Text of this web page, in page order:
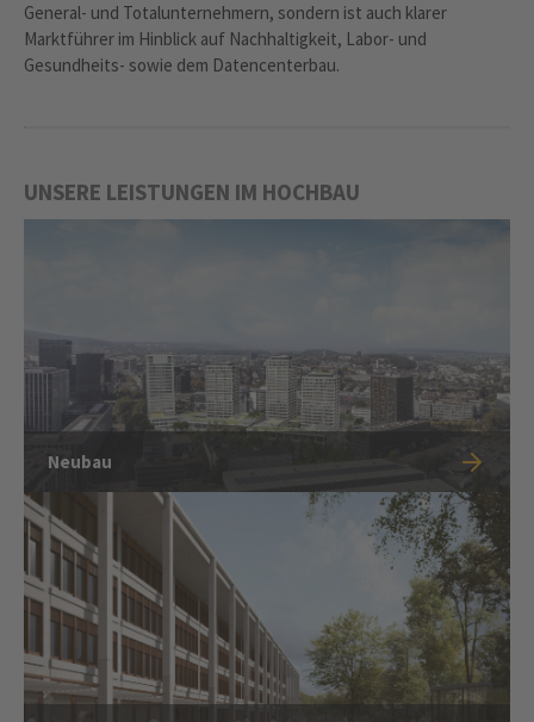
General- und Totalunternehmern, sondern ist auch klarer
Marktführer im Hinblick auf Nachhaltigkeit, Labor- und
Gesundheits- sowie dem Datencenterbau.
UNSERE LEISTUNGEN IM HOCHBAU
Neubau